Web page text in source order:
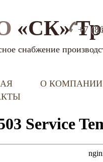
«СК»
снабжение
+7
О КОМПАНИИ